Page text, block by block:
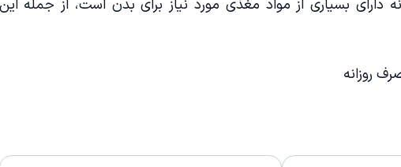
گرم) هندوانه دارای بسیاری از مواد مغذی مورد نیاز برای بدن است، از جمله